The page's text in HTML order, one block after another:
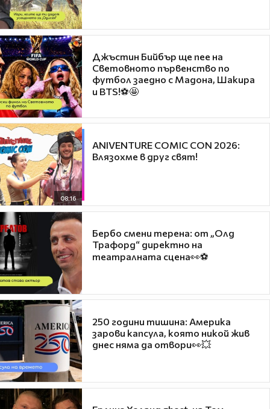
Джъстин Бийбър ще пее на
Световното първенство по
футбол заедно с Мадона, Шакира
и BTS!⚽🤩
08:16
ANIVENTURE COMIC CON 2026:
Влязохме в друг свят!
Бербо смени терена: от „Олд
Трафорд“ директно на
театралната сцена👀⚽
250 години тишина: Америка
зарови капсула, която никой жив
днес няма да отвори👀💥